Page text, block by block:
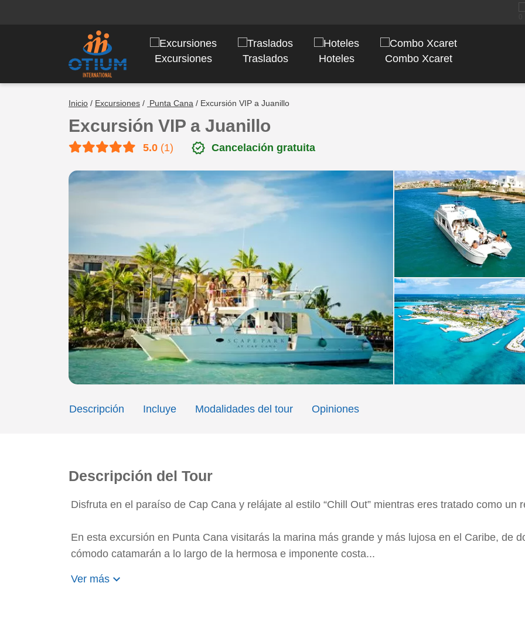
Excursiones Traslados Hoteles Combo Xcaret
Inicio / Excursiones / Punta Cana / Excursión VIP a Juanillo
Excursión VIP a Juanillo
5.0 (1) verified Cancelación gratuita
Descripción Incluye Modalidades del tour Opiniones
Descripción del Tour
Disfruta en el paraíso de Cap Cana y relájate al estilo “Chill Out” mientras eres tratado como un
En esta excursión en Punta Cana visitarás la marina más grande y más lujosa en el Caribe, de
cómodo catamarán a lo largo de la hermosa e imponente costa...
Ver más keyboard_arrow_down